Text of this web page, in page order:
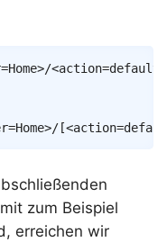
Copy
zum Beispiel
erreichen wir